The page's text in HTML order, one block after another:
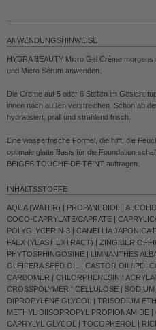
ANWENDUNGSHINWEISE
HYDRA BEAUTY Micro Gel Crème
und Micro Sérum anwenden.
Die Creme auf 5 oder 6 Stellen im Gesicht
innen nach außen verstreichen. Schon ab
hydratisiert, prall und strahlend frisch.
Eine wasserfrische Formel, die hilft, die
optimale glatte Basis für die Foundation
BEIGES TOUCHE DE TEINT auftragen.
INHALTSSTOFFE
AQUA (WATER) | PROPANEDIOL |
COCO-CAPRYLATE/CAPRATE |
POLYGLYCERIN-3 | CAMELLIA JAPONICA
FAEX (YEAST EXTRACT) | ZINGIBER
PHYTOSPHINGOSINE | LIMNANTHES
OLEIFERA SEED OIL | CASTOR OIL/IPDI
CARBOMER | CHLORPHENESIN |
CROSSPOLYMER | CELLULOSE |
DIPROPYLENE GLYCOL | TRISODIUM
METHYL DIISOPROPYL PROPIONAMIDE |
CAPRYLYL GLYCOL | TOCOPHEROL |